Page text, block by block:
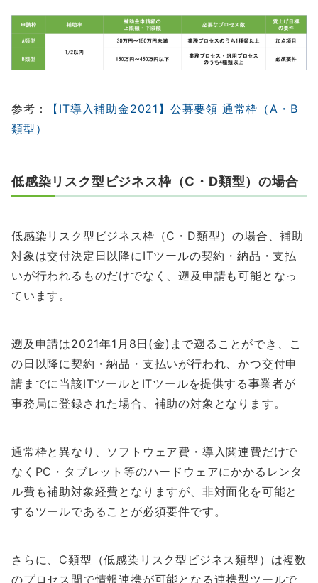
参考：
【IT導入補助金2021】公募要領 通常枠（A・B
類型）
低感染リスク型ビジネス枠（C・D類型）の場合
低感染リスク型ビジネス枠（C・D類型）の場合、補助
対象は交付決定日以降にITツールの契約・納品・支払
いが行われるものだけでなく、遡及申請も可能となっ
ています。
遡及申請は2021年1月8日(金)まで遡ることができ、こ
の日以降に契約・納品・支払いが行われ、かつ交付申
請までに当該ITツールとITツールを提供する事業者が
事務局に登録された場合、補助の対象となります。
通常枠と異なり、ソフトウェア費・導入関連費だけで
なくPC・タブレット等のハードウェアにかかるレンタ
ル費も補助対象経費となりますが、非対面化を可能と
するツールであることが必須要件です。
さらに、C類型（低感染リスク型ビジネス類型）は複数
のプロセス間で情報連携が可能となる連携型ツールで